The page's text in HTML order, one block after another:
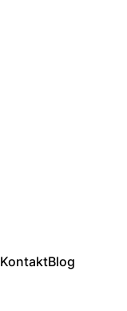
KontaktBlog